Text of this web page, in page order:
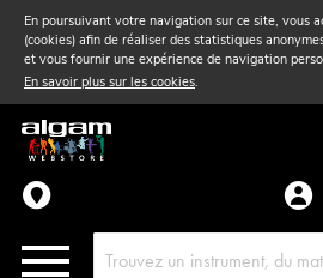
En poursuivant votre navigation sur ce site, vous
(cookies) afin de réaliser des statistiques
et vous fournir une expérience de navigation
En savoir plus sur les cookies.
Vent& Violon
Accessoires
Pièces détachées